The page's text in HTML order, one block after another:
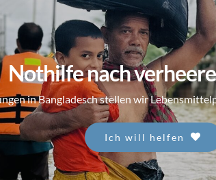
Nothilfe nach
in Bangladesch stellen wir
Ich will helfen